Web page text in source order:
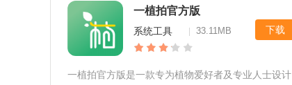
一植拍官方版
系统工具 33.11MB 下载
一植拍官方版是一款专为植物爱好者及专业人士设计